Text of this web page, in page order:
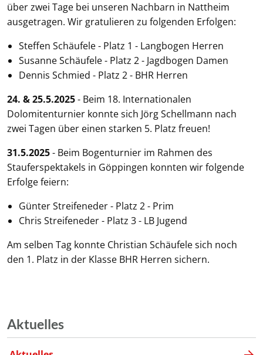
BOGENSCHIESSEN
über zwei Tage bei unseren Nachbarn in Nattheim
ausgetragen. Wir gratulieren zu folgenden Erfolgen:
Steffen Schäufele - Platz 1 - Langbogen Herren
Susanne Schäufele - Platz 2 - Jagdbogen Damen
Dennis Schmied - Platz 2 - BHR Herren
24. & 25.5.2025- Beim 18. Internationalen
Dolomitenturnier konnte sich Jörg Schellmann nach
zwei Tagen über einen starken 5. Platz freuen!
31.5.2025- Beim Bogenturnier im Rahmen des
Stauferspektakels in Göppingen konnten wir folgende
Erfolge feiern:
Günter Streifeneder - Platz 2 - Prim
Chris Streifeneder - Platz 3 - LB Jugend
Am selben Tag konnte Christian Schäufele sich noch
den 1. Platz in der Klasse BHR Herren sichern.
Aktuelles